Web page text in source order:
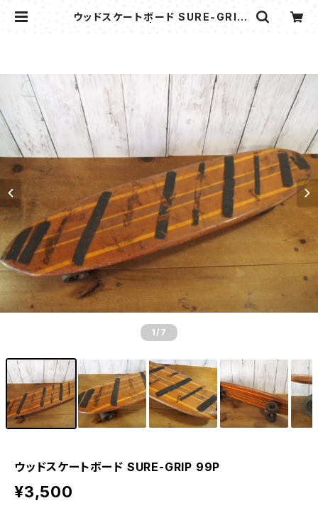
ウッドスケートボード SURE-GRIP
1 /7
ウッドスケートボード SURE-GRIP 99P
¥3,500